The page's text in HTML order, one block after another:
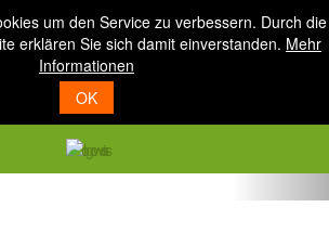
um den Service zu verbessern. Durch die
erklären Sie sich damit einverstanden. Mehr
Informationen
OK